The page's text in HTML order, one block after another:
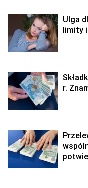
Ulga
limity
r.